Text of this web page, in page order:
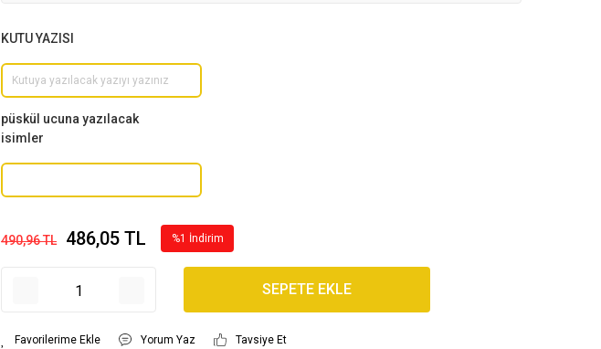
KUTU YAZISI
püskül ucuna yazılacak
isimler
490,96 TL 486,05 TL %1 İndirim
SEPETE EKLE
Yorum Yaz Tavsiye Et